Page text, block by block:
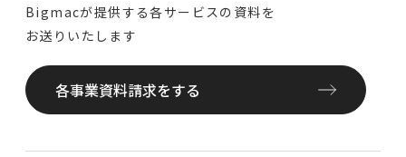
Bigmacが提供する各サービスの資料を
お送りいたします
各事業資料請求をする